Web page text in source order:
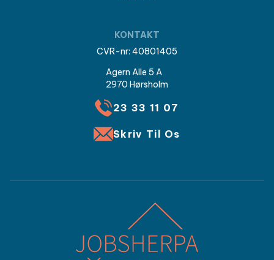
KONTAKT
CVR-nr: 40801405
Agern Alle 5 A
2970 Hørsholm
23 33 11 07
Skriv Til Os